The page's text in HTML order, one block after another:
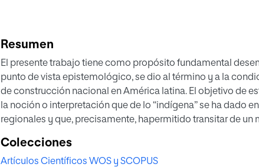
Resumen
El presente trabajo tiene como propósito fundamental desentrañar la significación que, desde el
punto de vista epistemológico, se dio al término y a la condición de “indígena” durante los procesos
de construcción nacional en América latina. El objetivo de esta labor es la de aportar luces en torno a
la noción o interpretación que de lo “indígena” se ha dado en los diferentes procesos históricos
regionales y que, precisamente, hapermitido transitar de un momento caracterizado por la completa
menos se reconoce la importancia y al valor de las
Colecciones
Artículos Científicos WOS y SCOPUS